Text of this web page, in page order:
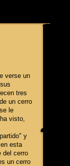
verse un
tres
un cerro
le
visto,
y
esta
del cerro
un cerro